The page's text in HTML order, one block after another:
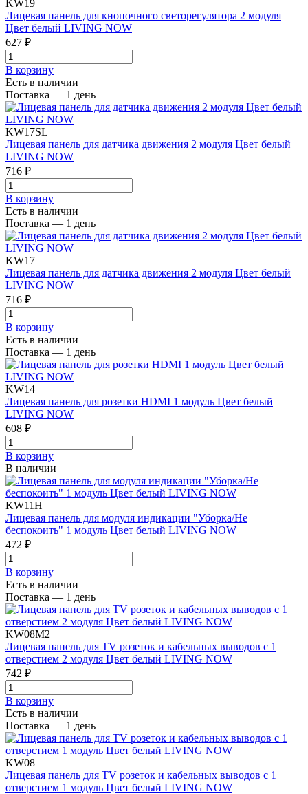
KW19
Лицевая панель для кнопочного светорегулятора 2 модуля
Цвет белый LIVING NOW
627 ₽
В корзинy
Есть в наличии
Поставка — 1 день
KW17SL
Лицевая панель для датчика движения 2 модуля Цвет белый
LIVING NOW
716 ₽
В корзинy
Есть в наличии
Поставка — 1 день
KW17
Лицевая панель для датчика движения 2 модуля Цвет белый
LIVING NOW
716 ₽
В корзинy
Есть в наличии
Поставка — 1 день
KW14
Лицевая панель для розетки HDMI 1 модуль Цвет белый
LIVING NOW
608 ₽
В корзинy
В наличии
KW11H
Лицевая панель для модуля индикации "Уборка/Не
беспокоить" 1 модуль Цвет белый LIVING NOW
472 ₽
В корзинy
Есть в наличии
Поставка — 1 день
KW08M2
Лицевая панель для TV розеток и кабельных выводов с 1
отверстием 2 модуля Цвет белый LIVING NOW
742 ₽
В корзинy
Есть в наличии
Поставка — 1 день
KW08
Лицевая панель для TV розеток и кабельных выводов с 1
отверстием 1 модуль Цвет белый LIVING NOW